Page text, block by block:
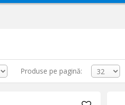
Produse pe pagină: